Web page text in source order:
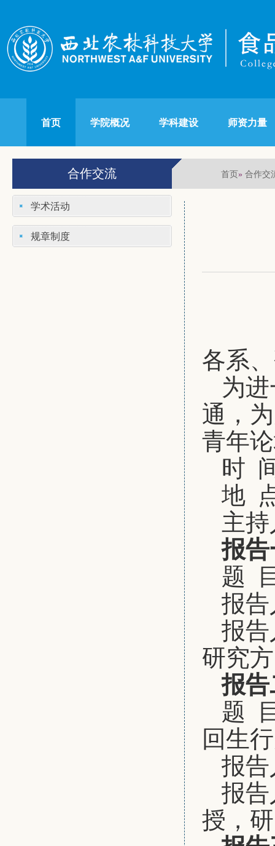
首页 学院概况 学科建设 师资力量
合作交流 首页» 合作交
学术活动
规章制度
各系
为
通，
青年
时
地
主
报
题
报
报
研究
报
题
回生
报
报
授，